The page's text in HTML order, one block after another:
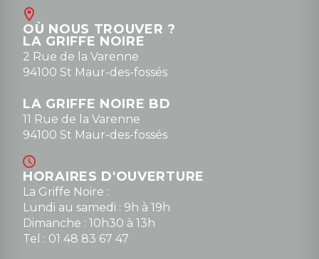
contact@la-griffe-noire.com
0148836747
OÙ NOUS TROUVER ?
LA GRIFFE NOIRE
2 Rue de la Varenne
94100 St Maur-des-fossés
LA GRIFFE NOIRE BD
11 Rue de la Varenne
94100 St Maur-des-fossés
HORAIRES D'OUVERTURE
La Griffe Noire :
Lundi au samedi : 9h à 19h
Dimanche : 10h30 à 13h
Tel : 01 48 83 67 47